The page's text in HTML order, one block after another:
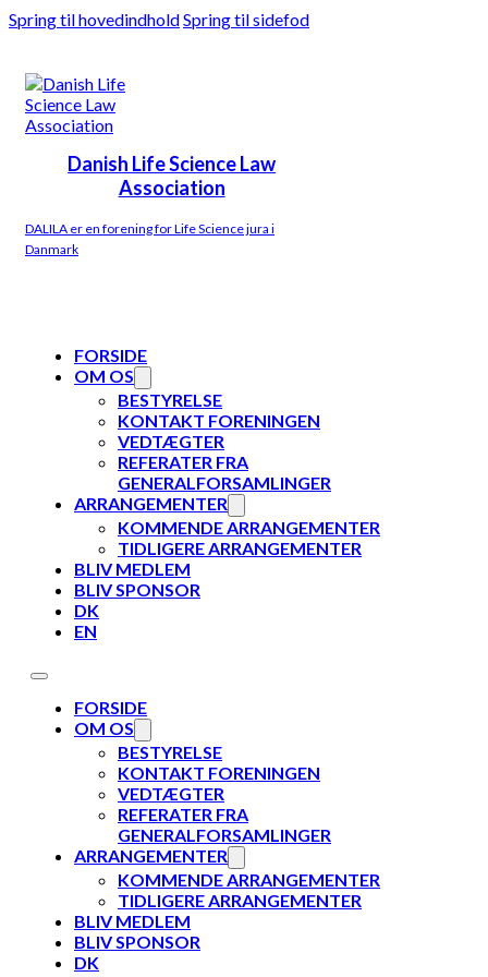
Spring til hovedindholdSpring til sidefod
Danish Life Science Law
Association
DALILA er en forening for Life Science jura i
Danmark
FORSIDE
OM OS
BESTYRELSE
KONTAKT FORENINGEN
VEDTÆGTER
REFERATER FRA
GENERALFORSAMLINGER
ARRANGEMENTER
KOMMENDE ARRANGEMENTER
TIDLIGERE ARRANGEMENTER
BLIV MEDLEM
BLIV SPONSOR
DK
EN
FORSIDE
OM OS
BESTYRELSE
KONTAKT FORENINGEN
VEDTÆGTER
REFERATER FRA
GENERALFORSAMLINGER
ARRANGEMENTER
KOMMENDE ARRANGEMENTER
TIDLIGERE ARRANGEMENTER
BLIV MEDLEM
BLIV SPONSOR
DK